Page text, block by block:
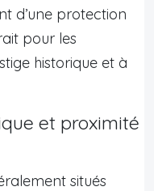
d’une protection
pour les
historique et à
et proximité
situés